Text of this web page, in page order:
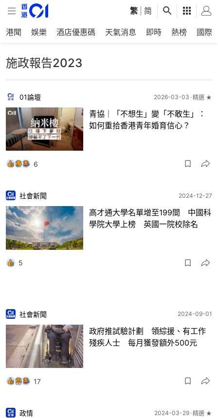
繁 简
港聞 娛樂 酒店優惠碼 天氣消息 即時 熱榜 國際
施政報告2023
01論壇 2026-03-03 精選 ★
青協｜「不想生」變「不敢生」：
如何重拾香港青年婚育信心？
6
社會新聞 2024-12-27
高才通大學名單增至199間 中國科
學院大學上榜 英國一院校除名
5
社會新聞 2024-09-01
政府推試驗計劃 領綜援、有工作
殘疾人士 每月獲發額外500元
17
政情 2024-03-29 精選 ★